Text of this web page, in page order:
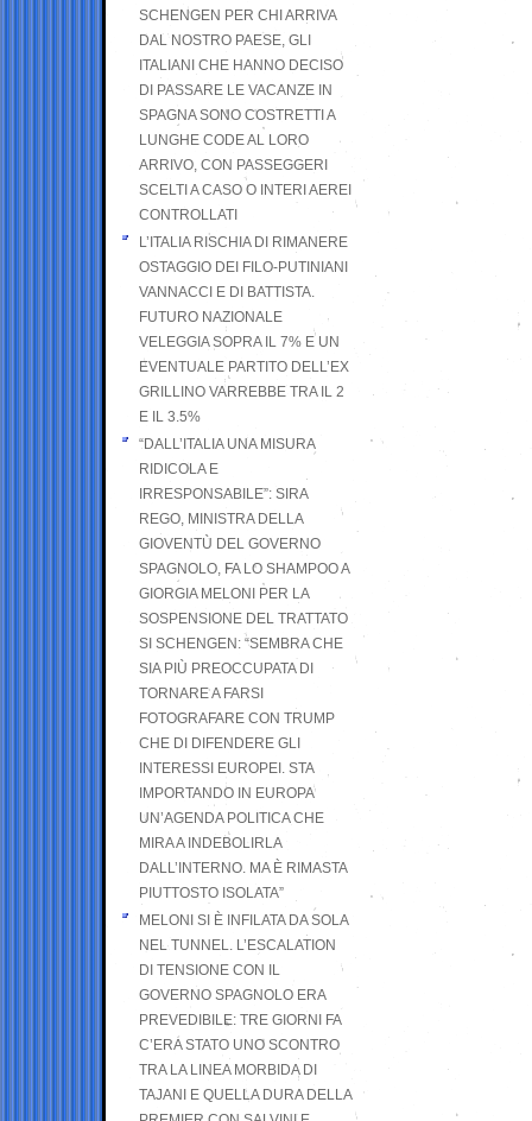
SCHENGEN PER CHI ARRIVA
DAL NOSTRO PAESE, GLI
ITALIANI CHE HANNO DECISO
DI PASSARE LE VACANZE IN
SPAGNA SONO COSTRETTI A
LUNGHE CODE AL LORO
ARRIVO, CON PASSEGGERI
SCELTI A CASO O INTERI AEREI
CONTROLLATI
L’ITALIA RISCHIA DI RIMANERE
OSTAGGIO DEI FILO-PUTINIANI
VANNACCI E DI BATTISTA.
FUTURO NAZIONALE
VELEGGIA SOPRA IL 7% E UN
EVENTUALE PARTITO DELL’EX
GRILLINO VARREBBE TRA IL 2
E IL 3.5%
“DALL’ITALIA UNA MISURA
RIDICOLA E
IRRESPONSABILE”: SIRA
REGO, MINISTRA DELLA
GIOVENTÙ DEL GOVERNO
SPAGNOLO, FA LO SHAMPOO A
GIORGIA MELONI PER LA
SOSPENSIONE DEL TRATTATO
SI SCHENGEN: “SEMBRA CHE
SIA PIÙ PREOCCUPATA DI
TORNARE A FARSI
FOTOGRAFARE CON TRUMP
CHE DI DIFENDERE GLI
INTERESSI EUROPEI. STA
IMPORTANDO IN EUROPA
UN’AGENDA POLITICA CHE
MIRA A INDEBOLIRLA
DALL’INTERNO. MA È RIMASTA
PIUTTOSTO ISOLATA”
MELONI SI È INFILATA DA SOLA
NEL TUNNEL. L’ESCALATION
DI TENSIONE CON IL
GOVERNO SPAGNOLO ERA
PREVEDIBILE: TRE GIORNI FA
C’ERA STATO UNO SCONTRO
TRA LA LINEA MORBIDA DI
TAJANI E QUELLA DURA DELLA